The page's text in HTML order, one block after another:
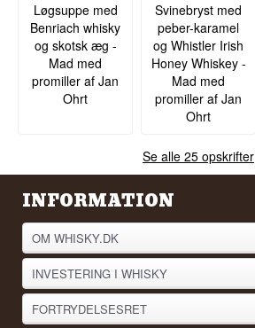
Løgsuppe med
Benriach whisky
og skotsk æg -
Mad med
promiller af Jan
Ohrt
Svinebryst med
peber-karamel
og Whistler Irish
Honey Whiskey -
Mad med
promiller af Jan
Ohrt
Se alle 25 opskrifter
INFORMATION
OM WHISKY.DK
INVESTERING I WHISKY
FORTRYDELSESRET